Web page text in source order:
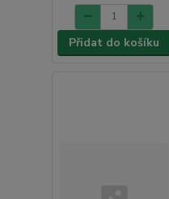
Přidat do košíku